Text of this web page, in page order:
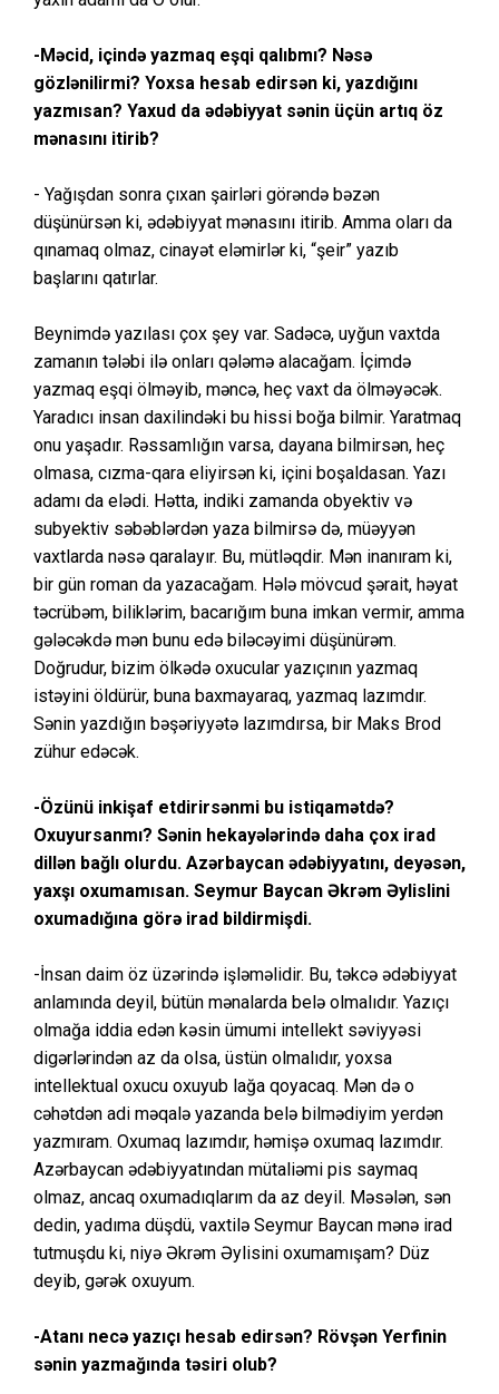
-Məcid, içində yazmaq eşqi qalıbmı? Nəsə
gözlənilirmi? Yoxsa hesab edirsən ki, yazdığını
yazmısan? Yaxud da ədəbiyyat sənin üçün artıq öz
mənasını itirib?
- Yağışdan sonra çıxan şairləri görəndə bəzən
düşünürsən ki, ədəbiyyat mənasını itirib. Amma oları da
qınamaq olmaz, cinayət eləmirlər ki, “şeir” yazıb
başlarını qatırlar.
Beynimdə yazılası çox şey var. Sadəcə, uyğun vaxtda
zamanın tələbi ilə onları qələmə alacağam. İçimdə
yazmaq eşqi ölməyib, məncə, heç vaxt da ölməyəcək.
Yaradıcı insan daxilindəki bu hissi boğa bilmir. Yaratmaq
onu yaşadır. Rəssamlığın varsa, dayana bilmirsən, heç
olmasa, cızma-qara eliyirsən ki, içini boşaldasan. Yazı
adamı da elədi. Hətta, indiki zamanda obyektiv və
subyektiv səbəblərdən yaza bilmirsə də, müəyyən
vaxtlarda nəsə qaralayır. Bu, mütləqdir. Mən inanıram ki,
bir gün roman da yazacağam. Hələ mövcud şərait, həyat
təcrübəm, biliklərim, bacarığım buna imkan vermir, amma
gələcəkdə mən bunu edə biləcəyimi düşünürəm.
Doğrudur, bizim ölkədə oxucular yazıçının yazmaq
istəyini öldürür, buna baxmayaraq, yazmaq lazımdır.
Sənin yazdığın bəşəriyyətə lazımdırsa, bir Maks Brod
zühur edəcək.
-Özünü inkişaf etdirirsənmi bu istiqamətdə?
Oxuyursanmı? Sənin hekayələrində daha çox irad
dillən bağlı olurdu. Azərbaycan ədəbiyyatını, deyəsən,
yaxşı oxumamısan. Seymur Baycan Əkrəm Əylislini
oxumadığına görə irad bildirmişdi.
-İnsan daim öz üzərində işləməlidir. Bu, təkcə ədəbiyyat
anlamında deyil, bütün mənalarda belə olmalıdır. Yazıçı
olmağa iddia edən kəsin ümumi intellekt səviyyəsi
digərlərindən az da olsa, üstün olmalıdır, yoxsa
intellektual oxucu oxuyub lağa qoyacaq. Mən də o
cəhətdən adi məqalə yazanda belə bilmədiyim yerdən
yazmıram. Oxumaq lazımdır, həmişə oxumaq lazımdır.
Azərbaycan ədəbiyyatından mütaliəmi pis saymaq
olmaz, ancaq oxumadıqlarım da az deyil. Məsələn, sən
dedin, yadıma düşdü, vaxtilə Seymur Baycan mənə irad
tutmuşdu ki, niyə Əkrəm Əylisini oxumamışam? Düz
deyib, gərək oxuyum.
-Atanı necə yazıçı hesab edirsən? Rövşən Yerfinin
sənin yazmağında təsiri olub?